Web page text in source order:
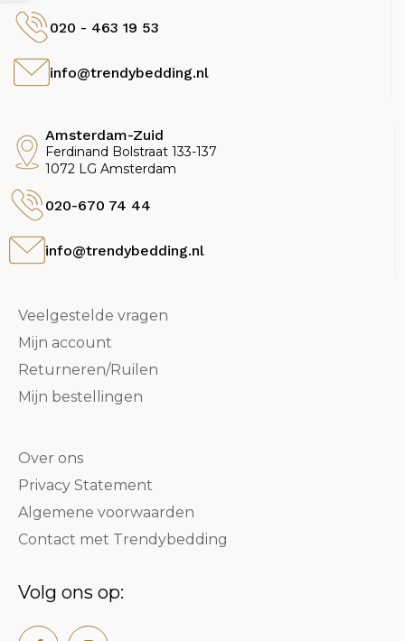
Amsterdam-Zuid
Ferdinand Bolstraat 133-137
1072 LG Amsterdam
020-670 74 44
info@trendybedding.nl
020 - 463 19 53
info@trendybedding.nl
Veelgestelde vragen
Mijn account
Returneren/Ruilen
Mijn bestellingen
Over ons
Privacy Statement
Algemene voorwaarden
Contact met Trendybedding
Volg ons op: